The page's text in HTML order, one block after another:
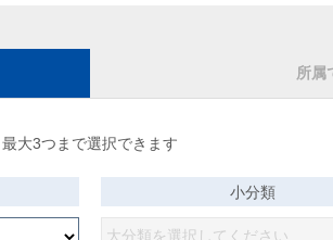
所属
最大3つまで選択できます
小分類